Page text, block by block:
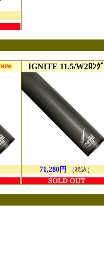
IGNITE 11.5/W2ﾛﾝｸﾞ
71,280円 （税込）